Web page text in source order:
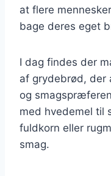
at flere
bage deres eget
I dag findes der
af grydebrød, der
og
med hvedemel til
fuldkorn eller
smag.